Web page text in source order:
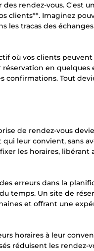
rendez-vous. C'est
clients**. Imaginez
les tracas des
où vos clients
en quelques
confirmations. Tout
de rendez-vous
leur convient, sans
les horaires, libérant
erreurs dans la
temps. Un site de
et offrant une
horaires à leur
réduisent les rendez-